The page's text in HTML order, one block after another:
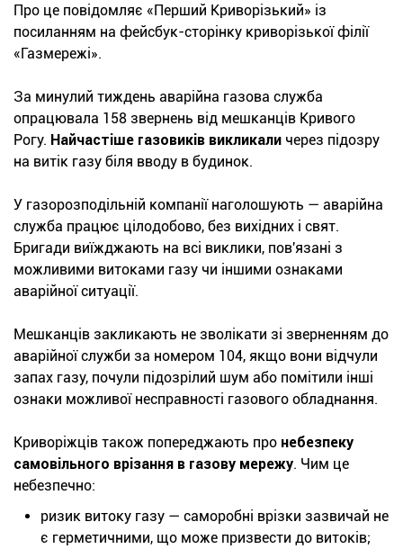
Про це повідомляє «Перший Криворізький» із
посиланням на фейсбук-сторінку криворізької філії
«Газмережі».
За минулий тиждень аварійна газова служба
опрацювала 158 звернень від мешканців Кривого
Рогу. Найчастіше газовиків викликали через підозру
на витік газу біля вводу в будинок.
У газорозподільній компанії наголошують — аварійна
служба працює цілодобово, без вихідних і свят.
Бригади виїжджають на всі виклики, пов'язані з
можливими витоками газу чи іншими ознаками
аварійної ситуації.
Мешканців закликають не зволікати зі зверненням до
аварійної служби за номером 104, якщо вони відчули
запах газу, почули підозрілий шум або помітили інші
ознаки можливої несправності газового обладнання.
Криворіжців також попереджають про небезпеку
самовільного врізання в газову мережу. Чим це
небезпечно:
ризик витоку газу — саморобні врізки зазвичай не
є герметичними, що може призвести до витоків;